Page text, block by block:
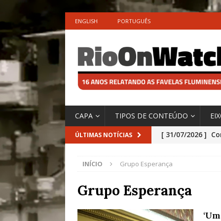
ENGLISH PORTUGUÊS
CAPA TIPOS DE CONTEÚDO
ÚLTIMAS NOTÍCIAS [ 31/07/2026 ]
[ 29/07/2026 ]
Precisamos’,
Especial do IPCC
INÍCIO Grupo Esperança
Grupo Esperança